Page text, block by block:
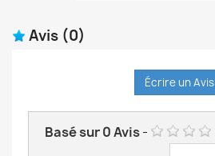
Avis (0)
Écrire un Avis
Basé sur0Avis-